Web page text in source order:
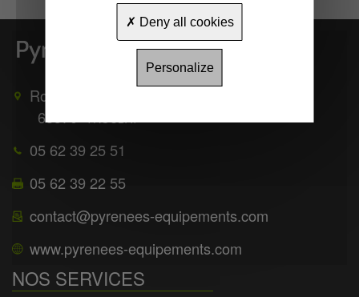
Route de Mauléon
65370 TROUBAT
05 62 39 25 51
05 62 39 22 55
contact@pyrenees-equipements.com
www.pyrenees-equipements.com
NOS SERVICES
Deny all cookies
Personalize